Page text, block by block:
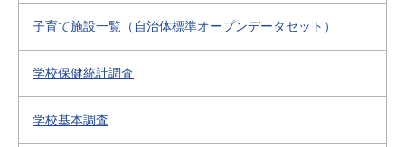
子育て施設一覧（自治体標準オープンデータセット）
学校保健統計調査
学校基本調査